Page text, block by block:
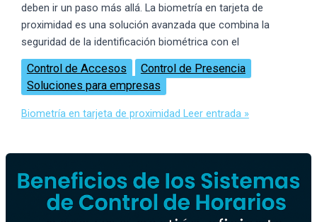
deben ir un paso más allá. La biometría en tarjeta de
proximidad es una solución avanzada que combina la
seguridad de la identificación biométrica con el
Control de Accesos
Control de Presencia
Soluciones para empresas
Biometría en tarjeta de proximidad Leer entrada »